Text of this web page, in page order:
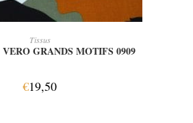
AU PANIER
Tissus
GRANDS MOTIFS 0909
€19,50